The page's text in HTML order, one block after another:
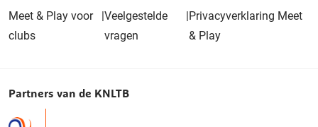
Meet & Play voor
clubs
|Veelgestelde
vragen
|Privacyverklaring Meet
& Play
Partners van de KNLTB